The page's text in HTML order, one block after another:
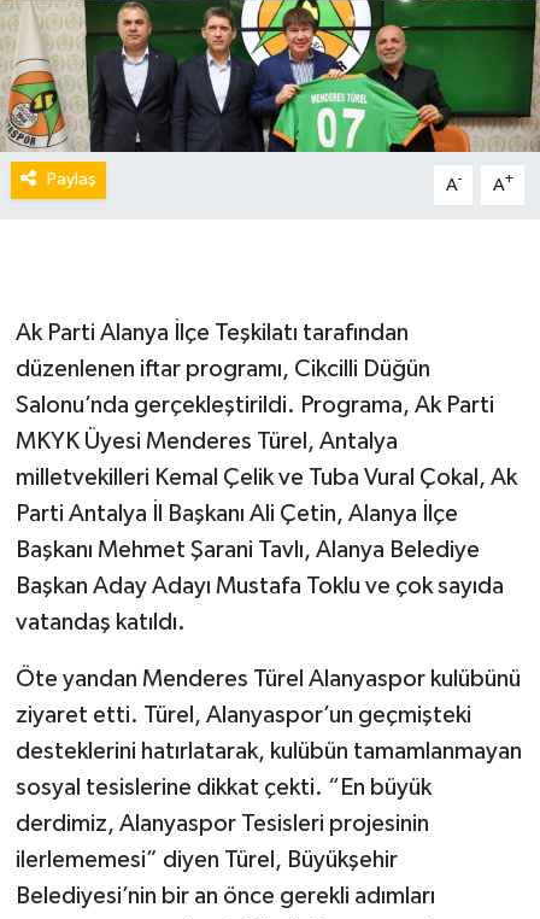
Paylaş A- A+
Ak Parti Alanya İlçe Teşkilatı tarafından
düzenlenen iftar programı, Cikcilli Düğün
Salonu’nda gerçekleştirildi. Programa, Ak Parti
MKYK Üyesi Menderes Türel, Antalya
milletvekilleri Kemal Çelik ve Tuba Vural Çokal, Ak
Parti Antalya İl Başkanı Ali Çetin, Alanya İlçe
Başkanı Mehmet Şarani Tavlı, Alanya Belediye
Başkan Aday Adayı Mustafa Toklu ve çok sayıda
vatandaş katıldı.
Öte yandan Menderes Türel Alanyaspor kulübünü
ziyaret etti. Türel, Alanyaspor’un geçmişteki
desteklerini hatırlatarak, kulübün tamamlanmayan
sosyal tesislerine dikkat çekti. “En büyük
derdimiz, Alanyaspor Tesisleri projesinin
ilerlememesi” diyen Türel, Büyükşehir
Belediyesi’nin bir an önce gerekli adımları